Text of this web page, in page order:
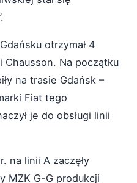
otrzymał 4
Chausson. Na początku
na trasie Gdańsk –
Fiat tego
je do obsługi linii
na linii A zaczęły
MZK G-G produkcji